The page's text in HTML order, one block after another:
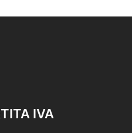
IVA